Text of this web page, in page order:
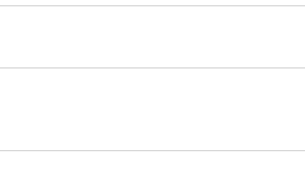
ただけません。
る場合があります。また、予算上限に達し次
物の硬券の素材を使用した、「江ノ電オリジ